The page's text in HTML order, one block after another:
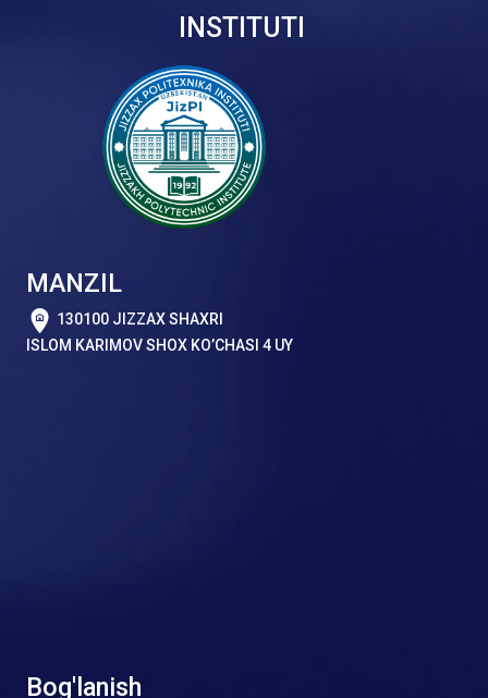
INSTITUTI
MANZIL
130100 JIZZAX SHAXRI
ISLOM KARIMOV SHOX KO’CHASI 4 UY
Bog'lanish